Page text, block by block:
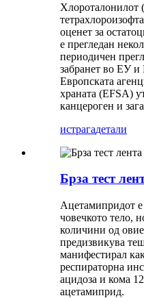
Хлороталонилот
оценет за
е прегледан
периодичен
забранет во ЕУ и
Европската
храната (EFSA)
канцероген и
истрагадетали
Брза тест
Ацетамипридот е
човечкото тело,
количини од
предизвикува
манифестирал
респираторна
ацидоза и кома
ацетамиприд.